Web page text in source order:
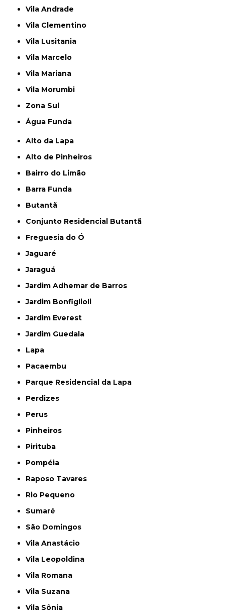
Vila Andrade
Vila Clementino
Vila Lusitania
Vila Marcelo
Vila Mariana
Vila Morumbi
Zona Sul
Água Funda
Alto da Lapa
Alto de Pinheiros
Bairro do Limão
Barra Funda
Butantã
Conjunto Residencial Butantã
Freguesia do Ó
Jaguaré
Jaraguá
Jardim Adhemar de Barros
Jardim Bonfiglioli
Jardim Everest
Jardim Guedala
Lapa
Pacaembu
Parque Residencial da Lapa
Perdizes
Perus
Pinheiros
Pirituba
Pompéia
Raposo Tavares
Rio Pequeno
Sumaré
São Domingos
Vila Anastácio
Vila Leopoldina
Vila Romana
Vila Suzana
Vila Sônia